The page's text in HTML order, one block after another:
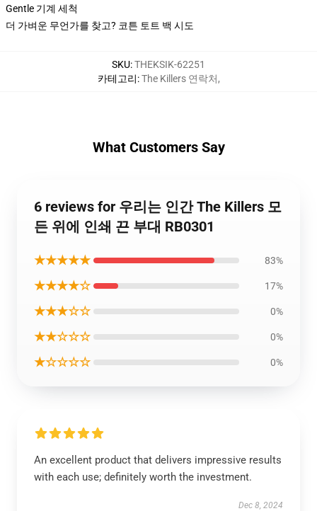
Gentle 기계 세척
더 가벼운 무언가를 찾고? 코튼 토트 백 시도
SKU:THEKSIK-62251
카테고리:The Killers 연락처,
What Customers Say
6 reviews for 우리는 인간 The Killers 모
든 위에 인쇄 끈 부대 RB0301
★★★★★ 83%
★★★★☆ 17%
★★★☆☆ 0%
★★☆☆☆ 0%
★☆☆☆☆ 0%
An excellent product that delivers impressive results
with each use; definitely worth the investment.
Dec 8, 2024